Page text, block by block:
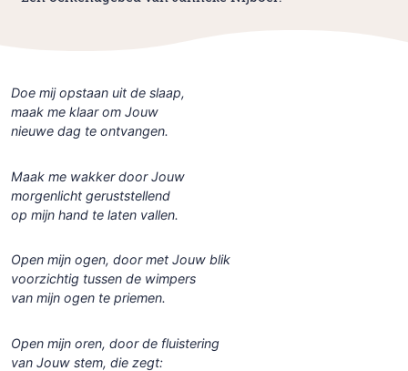
Doe mij opstaan uit de slaap,
maak me klaar om Jouw
nieuwe dag te ontvangen.
Maak me wakker door Jouw
morgenlicht geruststellend
op mijn hand te laten vallen.
Open mijn ogen, door met Jouw blik
voorzichtig tussen de wimpers
van mijn ogen te priemen.
Open mijn oren, door de fluistering
van Jouw stem, die zegt: